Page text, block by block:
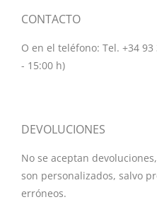
CONTACTO
O en el teléfono: Tel. +34
- 15:00 h)
DEVOLUCIONES
No se aceptan
son personalizados, salvo
erróneos.